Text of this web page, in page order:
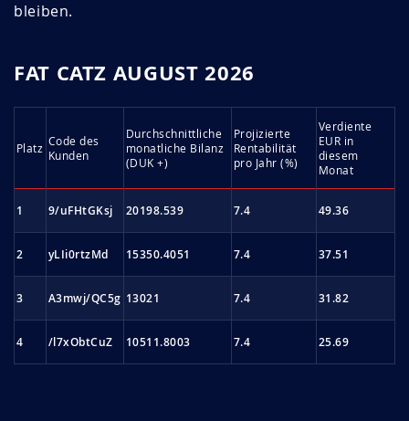
bleiben.
FAT CATZ AUGUST 2026
Platz Code des
Kunden
Durchschnittliche
monatliche Bilanz
(DUK +)
Projizierte
Rentabilität
pro Jahr (%)
Verdiente
EUR in
diesem
Monat
1 9/uFHtGKsj 20198.539 7.4 49.36
2 yLIi0rtzMd 15350.4051 7.4 37.51
3 A3mwj/QC5g 13021 7.4 31.82
4 /l7xObtCuZ 10511.8003 7.4 25.69